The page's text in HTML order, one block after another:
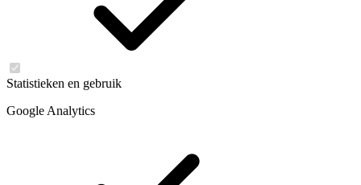
Statistieken en gebruik
Google Analytics